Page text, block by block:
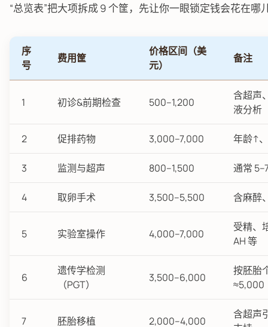
“总览表”把大项拆成 9 个筐，先让你一眼锁定钱会花在哪
序
号
费用筐
价格区间（美
元）
备注
1 初诊&前期检查 500–1,200
含超声
液分析
2 促排药物 3,000–7,000 年龄↑
3 监测与超声 800–1,500 通常
4 取卵手术 3,500–5,500 含麻醉
5 实验室操作 4,000–7,000
受精、
AH 等
6
遗传学检测
（PGT）
3,500–6,000
按胚胎
≈5,000
7 胚胎移植 2,000–4,000
含超声